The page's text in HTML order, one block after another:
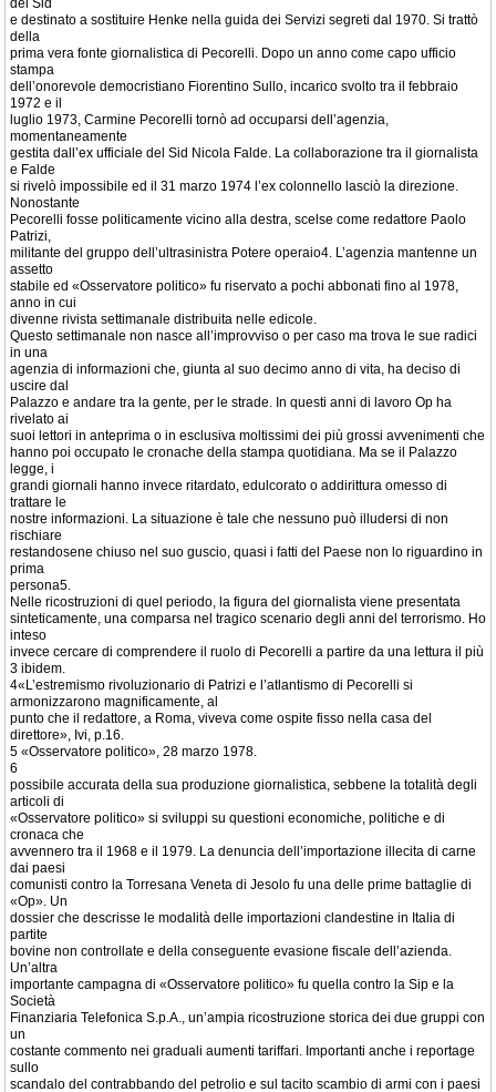
del Sid
e destinato a sostituire Henke nella guida dei Servizi segreti dal 1970. Si trattò
della
prima vera fonte giornalistica di Pecorelli. Dopo un anno come capo ufficio
stampa
dell’onorevole democristiano Fiorentino Sullo, incarico svolto tra il febbraio
1972 e il
luglio 1973, Carmine Pecorelli tornò ad occuparsi dell’agenzia,
momentaneamente
gestita dall’ex ufficiale del Sid Nicola Falde. La collaborazione tra il giornalista
e Falde
si rivelò impossibile ed il 31 marzo 1974 l’ex colonnello lasciò la direzione.
Nonostante
Pecorelli fosse politicamente vicino alla destra, scelse come redattore Paolo
Patrizi,
militante del gruppo dell’ultrasinistra Potere operaio4. L’agenzia mantenne un
assetto
stabile ed «Osservatore politico» fu riservato a pochi abbonati fino al 1978,
anno in cui
divenne rivista settimanale distribuita nelle edicole.
Questo settimanale non nasce all’improvviso o per caso ma trova le sue radici
in una
agenzia di informazioni che, giunta al suo decimo anno di vita, ha deciso di
uscire dal
Palazzo e andare tra la gente, per le strade. In questi anni di lavoro Op ha
rivelato ai
suoi lettori in anteprima o in esclusiva moltissimi dei più grossi avvenimenti che
hanno poi occupato le cronache della stampa quotidiana. Ma se il Palazzo
legge, i
grandi giornali hanno invece ritardato, edulcorato o addirittura omesso di
trattare le
nostre informazioni. La situazione è tale che nessuno può illudersi di non
rischiare
restandosene chiuso nel suo guscio, quasi i fatti del Paese non lo riguardino in
prima
persona5.
Nelle ricostruzioni di quel periodo, la figura del giornalista viene presentata
sinteticamente, una comparsa nel tragico scenario degli anni del terrorismo. Ho
inteso
invece cercare di comprendere il ruolo di Pecorelli a partire da una lettura il più
3 ibidem.
4«L’estremismo rivoluzionario di Patrizi e l’atlantismo di Pecorelli si
armonizzarono magnificamente, al
punto che il redattore, a Roma, viveva come ospite fisso nella casa del
direttore», Ivi, p.16.
5 «Osservatore politico», 28 marzo 1978.
6
possibile accurata della sua produzione giornalistica, sebbene la totalità degli
articoli di
«Osservatore politico» si sviluppi su questioni economiche, politiche e di
cronaca che
avvennero tra il 1968 e il 1979. La denuncia dell’importazione illecita di carne
dai paesi
comunisti contro la Torresana Veneta di Jesolo fu una delle prime battaglie di
«Op». Un
dossier che descrisse le modalità delle importazioni clandestine in Italia di
partite
bovine non controllate e della conseguente evasione fiscale dell’azienda.
Un’altra
importante campagna di «Osservatore politico» fu quella contro la Sip e la
Società
Finanziaria Telefonica S.p.A., un’ampia ricostruzione storica dei due gruppi con
un
costante commento nei graduali aumenti tariffari. Importanti anche i reportage
sullo
scandalo del contrabbando del petrolio e sul tacito scambio di armi con i paesi